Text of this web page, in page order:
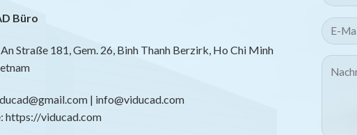
Büro
An Straße 181, Gem. 26, Binh Thanh Berzirk, Ho Chi Minh
| info@viducad.com
https://viducad.com